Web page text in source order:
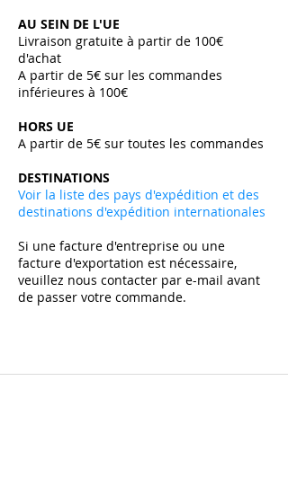
AU SEIN DE L'UE
Livraison gratuite à partir de 100€
d'achat
A partir de 5€ sur les commandes
inférieures à 100€
HORS UE
A partir de 5€ sur toutes les commandes ​
DESTINATIONS
Voir la liste des pays d'expédition et des
destinations d'expédition internationales
Si une facture d'entreprise ou une
facture d'exportation est nécessaire,
veuillez nous contacter par e-mail avant
de passer votre commande.